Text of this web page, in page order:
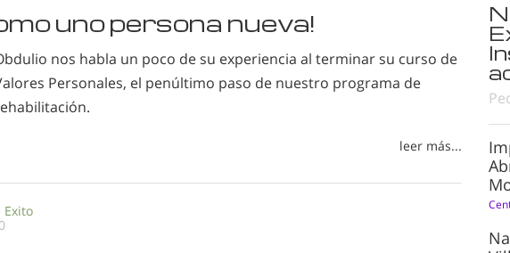
uno persona nueva!
nos habla un poco de su experiencia al terminar su curso de
Personales, el penúltimo paso de nuestro programa de
leer más...
Exito